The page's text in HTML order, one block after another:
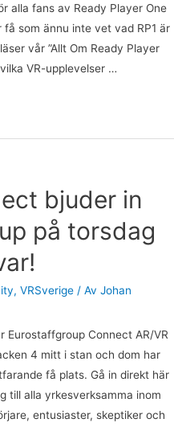
alla fans av Ready Player One
som ännu inte vet vad RP1 är
vår ”Allt Om Ready Player
VR-upplevelser …
bjuder in
på torsdag
, VRSverige / Av Johan
Eurostaffgroup Connect AR/VR
4 mitt i stan och dom har
få plats. Gå in direkt här
till alla yrkesverksamma inom
entusiaster, skeptiker och